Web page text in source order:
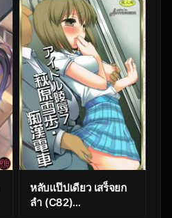
หลับแป๊ปเดียว เสร็จยก
ลำ (C82)